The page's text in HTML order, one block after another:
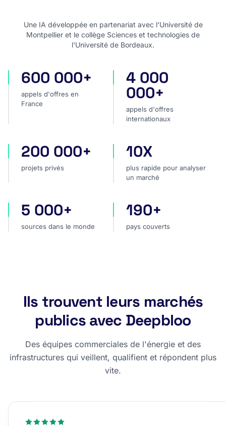
Une IA développée en partenariat avec l'Université de
Montpellier et le collège Sciences et technologies de
l'Université de Bordeaux.
appels d'offres en France
600 000+
appels d'offres en
France
appels d'offres
4 000
000+
appels d'offres
internationaux
projets privés
200 000+
projets privés
plus rapide pour analyser
10X
plus rapide pour analyser
un marché
sources dans le monde
5 000+
sources dans le monde
pays couverts
190+
pays couverts
Ils trouvent leurs marchés
publics avec Deepbloo
Des équipes commerciales de l'énergie et des
infrastructures qui veillent, qualifient et répondent plus
vite.